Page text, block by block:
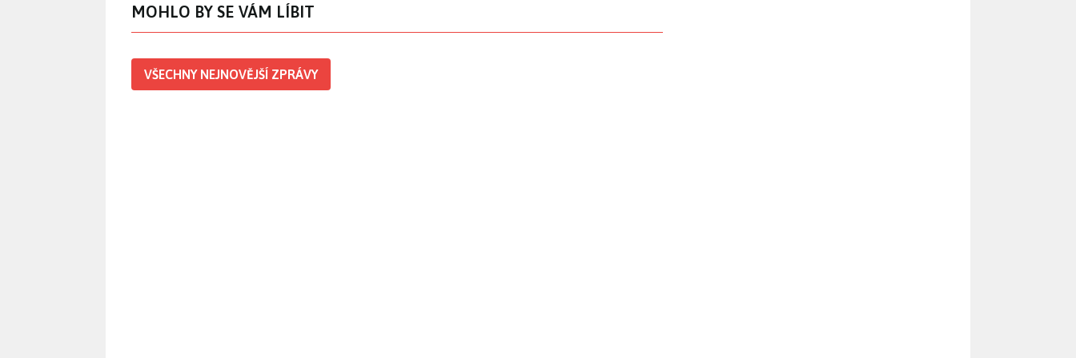
MOHLO BY SE VÁM LÍBIT
VŠECHNY NEJNOVĚJŠÍ ZPRÁVY